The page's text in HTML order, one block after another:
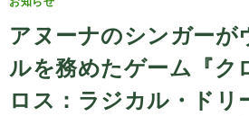
Categories
アヌーナのシンガーが
ルを務めたゲーム『ク
ロス：ラジカル・ドリ